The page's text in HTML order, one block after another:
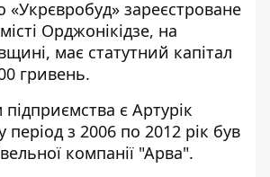
«Укрєвробуд» зареєстроване
Орджонікідзе, на
має статутний капітал
гривень.
є Артурік
з 2006 по 2012 рік був
компанії "Арва".